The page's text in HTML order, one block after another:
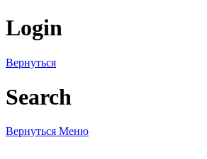
Login
Вернуться
Search
Вернуться Меню